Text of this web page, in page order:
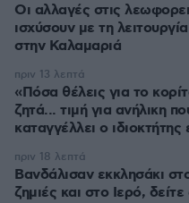
Οι αλλαγές στις
ισχύσουν με τη
στην Καλαμαριά
«Πόσα θέλεις για το
ζητά... τιμή για ανήλικη
καταγγέλλει ο
πριν 13 λεπτά
Βανδάλισαν εκκλησάκι
ζημιές και στο Ιερό,
πριν 18 λεπτά